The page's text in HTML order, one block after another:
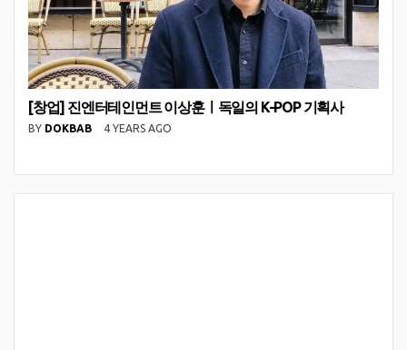
[창업] 진엔터테인먼트 이상훈ㅣ독일의 K-POP 기획사
BY DOKBAB 4 YEARS AGO